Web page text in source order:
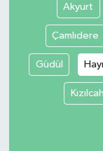
Akyurt
Çamlıdere
Güdül